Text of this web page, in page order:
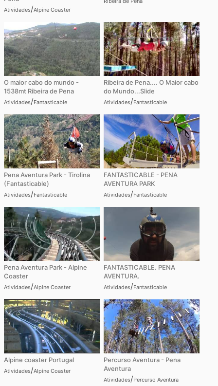
Atividades/Alpine Coaster
O maior cabo do mundo -
1538mt Ribeira de Pena
Atividades/Fantasticable
Ribeira de Pena.... O Maior cabo
do Mundo...Slide
Atividades/Fantasticable
Pena Aventura Park - Tirolina
(Fantasticable)
Atividades/Fantasticable
FANTASTICABLE - PENA
AVENTURA PARK
Atividades/Fantasticable
Pena Aventura Park - Alpine
Coaster
Atividades/Alpine Coaster
FANTASTICABLE. PENA
AVENTURA.
Atividades/Fantasticable
Alpine coaster Portugal
Atividades/Alpine Coaster
Percurso Aventura - Pena
Aventura
Atividades/Percurso Aventura